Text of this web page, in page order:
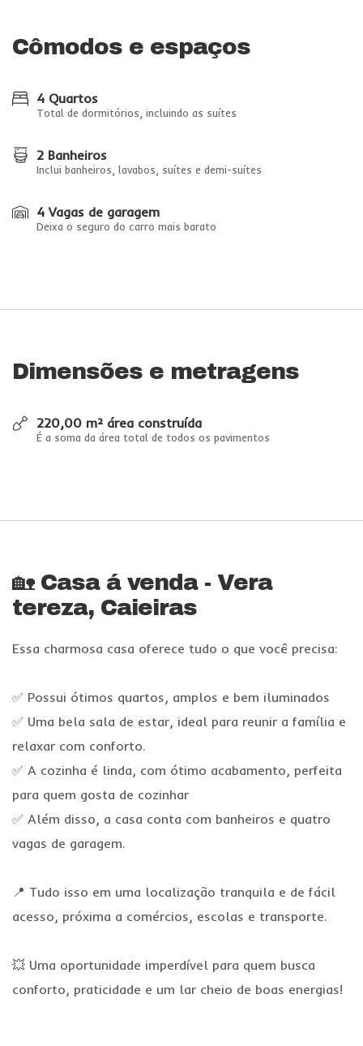
Cômodos e espaços
4 Quartos
Total de dormitórios, incluindo as suítes
2 Banheiros
Inclui banheiros, lavabos, suítes e demi-suítes
4 Vagas de garagem
Deixa o seguro do carro mais barato
Dimensões e metragens
220,00 m² área construída
É a soma da área total de todos os pavimentos
🏡 Casa á venda - Vera
tereza, Caieiras
Essa charmosa casa oferece tudo o que você precisa:
✅ Possui ótimos quartos, amplos e bem iluminados
✅ Uma bela sala de estar, ideal para reunir a família e
relaxar com conforto.
✅ A cozinha é linda, com ótimo acabamento, perfeita
para quem gosta de cozinhar
✅ Além disso, a casa conta com banheiros e quatro
vagas de garagem.
📍 Tudo isso em uma localização tranquila e de fácil
acesso, próxima a comércios, escolas e transporte.
💥 Uma oportunidade imperdível para quem busca
conforto, praticidade e um lar cheio de boas energias!